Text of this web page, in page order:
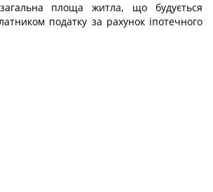
площа житла, що будується
податку за рахунок іпотечного